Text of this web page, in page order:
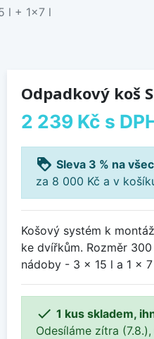
l + 1x7 l
Odpadkový koš
2 239 Kč s
loyalty Sleva 3 % na
za 8 000 Kč a v
Košový systém k
ke dvířkům. Rozměr
nádoby - 3 x 15 l a 1 x 7
 1 kus skladem,
Odesíláme zítra